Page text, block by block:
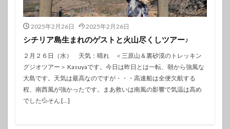
2025年2月26日 2025年2月26日
シチリア島生まれのゲストと火山尽くしツアー♪
２月２６日（水） 天気：晴れ ＜三原山＆裏砂漠のトレッキン
グジオツアー＞ Kasuyaです。今日は昨日とは一転、朝から強風な
大島です。天気は最高なのですが・・・高速船は全便欠航する
程、南西風が強かったです。まあ救いは南風の影響で気温は高め
でした💦そん […]